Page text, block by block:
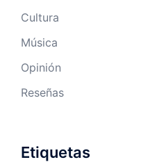
Cultura
Música
Opinión
Reseñas
Etiquetas